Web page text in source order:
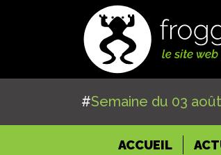
#Semaine du 03
ACCUEIL